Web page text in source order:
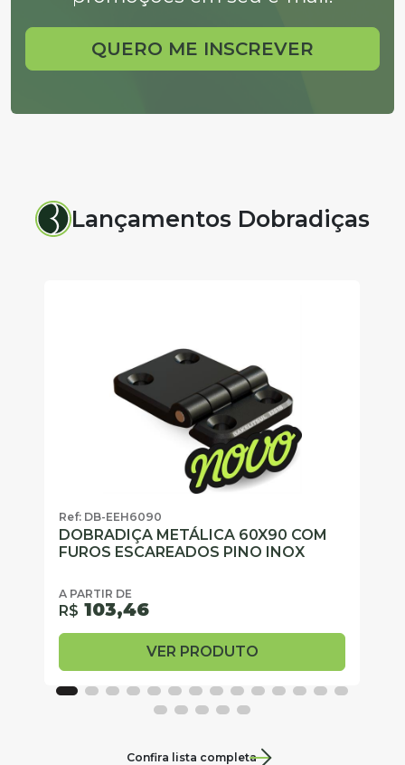
QUERO ME INSCREVER
Lançamentos Dobradiças
Confira lista completa
Ref: DB-EEH6090
DOBRADIÇA METÁLICA 60X90 COM
FUROS ESCAREADOS PINO INOX
A PARTIR DE
R$ 103,46
VER PRODUTO